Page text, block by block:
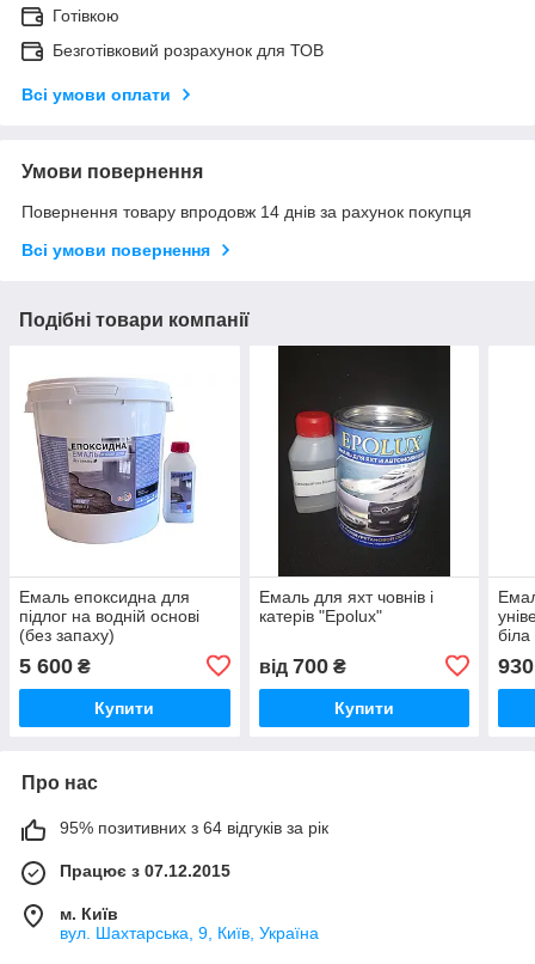
Готівкою
Безготівковий розрахунок для ТОВ
Всі умови оплати
Умови повернення
Повернення товару впродовж 14 днів за рахунок покупця
Всі умови повернення
Подібні товари компанії
Емаль епоксидна для
підлог на водній основі
(без запаху)
5 600 ₴
Купити
Емаль для яхт човнів і
катерів "Epolux"
від 700₴
Купити
біла
930
Про нас
95% позитивних з 64 відгуків за рік
Працює з 07.12.2015
м. Київ
вул. Шахтарська, 9, Київ, Україна